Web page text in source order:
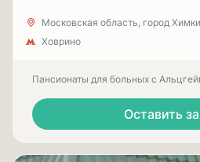
Московская область, город
Ховрино
Пансионаты для больных с
Оставить